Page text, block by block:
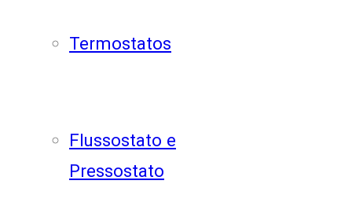
Termostatos
Flussostato e
Pressostato